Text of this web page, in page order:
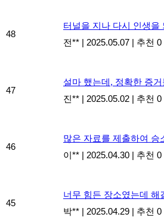
48
터널을 지나 다시 인생을
전** | 2025.05.07 | 추천 0
47
설마 했는데, 정확한 증
진** | 2025.05.02 | 추천 0
46
많은 자료를 제출하여 승
이** | 2025.04.30 | 추천 0
45
너무 힘든 장소였는데 해
박** | 2025.04.29 | 추천 0